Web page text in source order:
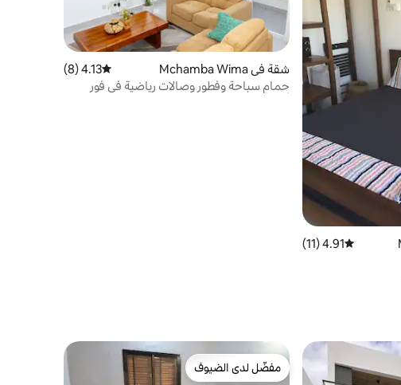
متوسط التقييم 4.91 من 5، 11 مراجعات
4.91 (11)
شقة في Mchamba Wima متوسط التقييم 4.13 من 5، 8 مراجعات
4.13 (8)
حمام سباحة وفطور وصالات رياضية في فور
مفضّل لدى الضيوف
مفضّل لدى الضيوف